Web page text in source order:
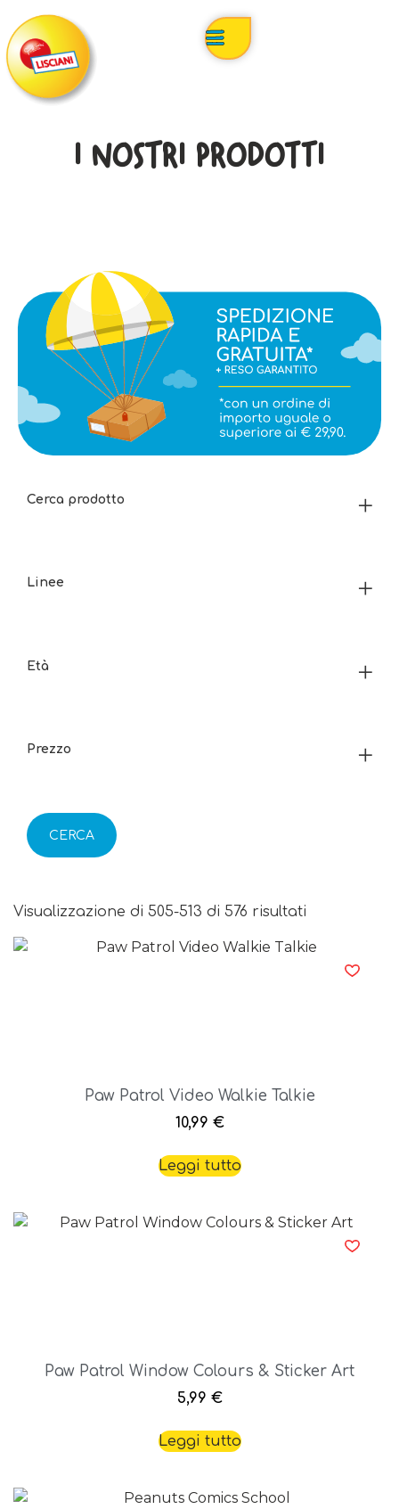
I NOSTRI PRODOTTI
Cerca prodotto
Linee
Età
Prezzo
CERCA
Visualizzazione di 505-513 di 576 risultati
Paw Patrol Video Walkie Talkie
10,99 €
Leggi tutto
Paw Patrol Window Colours & Sticker Art
5,99 €
Leggi tutto